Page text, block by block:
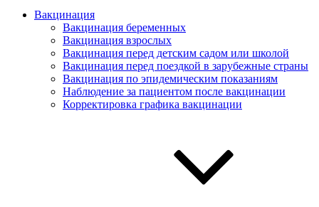
Вакцинация
Вакцинация беременных
Вакцинация взрослых
Вакцинация перед детским садом или школой
Вакцинация перед поездкой в зарубежные страны
Вакцинация по эпидемическим показаниям
Наблюдение за пациентом после вакцинации
Корректировка графика вакцинации